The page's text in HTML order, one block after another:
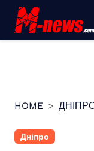
Перейти
вмісту
HOME
Дніпро